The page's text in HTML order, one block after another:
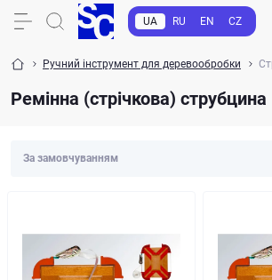
UA RU EN CZ
Ручний інструмент для деревообробки
Ремінна (стрічкова) струбцина